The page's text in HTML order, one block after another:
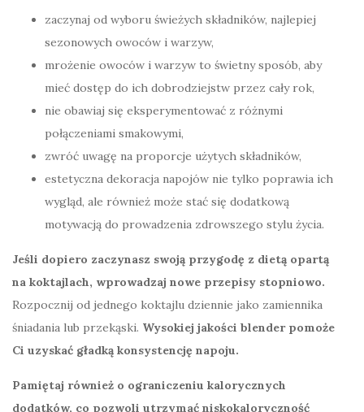
zaczynaj od wyboru świeżych składników, najlepiej
sezonowych owoców i warzyw,
mrożenie owoców i warzyw to świetny sposób, aby
mieć dostęp do ich dobrodziejstw przez cały rok,
nie obawiaj się eksperymentować z różnymi
połączeniami smakowymi,
zwróć uwagę na proporcje użytych składników,
estetyczna dekoracja napojów nie tylko poprawia ich
wygląd, ale również może stać się dodatkową
motywacją do prowadzenia zdrowszego stylu życia.
Jeśli dopiero zaczynasz swoją przygodę z dietą opartą
na koktajlach, wprowadzaj nowe przepisy stopniowo.
Rozpocznij od jednego koktajlu dziennie jako zamiennika
śniadania lub przekąski. Wysokiej jakości blender pomoże
Ci uzyskać gładką konsystencję napoju.
Pamiętaj również o ograniczeniu kalorycznych
dodatków, co pozwoli utrzymać niskokaloryczność